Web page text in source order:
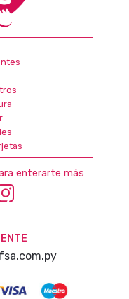
enterarte más